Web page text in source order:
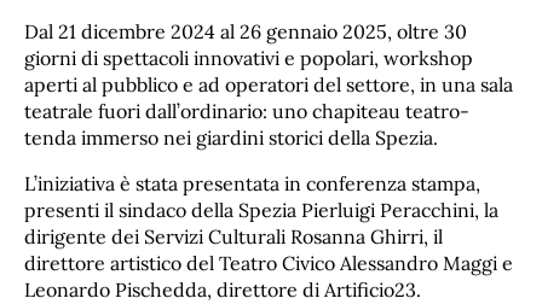
Dal 21 dicembre 2024 al 26 gennaio 2025, oltre 30
giorni di spettacoli innovativi e popolari, workshop
aperti al pubblico e ad operatori del settore, in una sala
teatrale fuori dall’ordinario: uno chapiteau teatro-
tenda immerso nei giardini storici della Spezia.
L’iniziativa è stata presentata in conferenza stampa,
presenti il sindaco della Spezia Pierluigi Peracchini, la
dirigente dei Servizi Culturali Rosanna Ghirri, il
direttore artistico del Teatro Civico Alessandro Maggi e
Leonardo Pischedda, direttore di Artificio23.